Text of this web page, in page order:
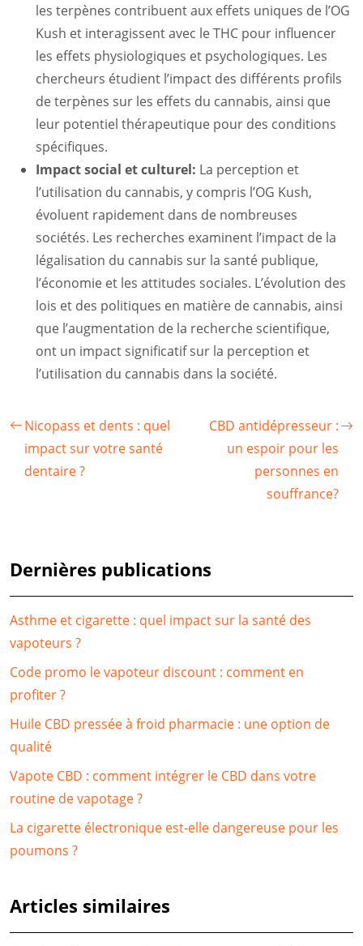
les terpènes contribuent aux effets uniques de l’OG
Kush et interagissent avec le THC pour influencer
les effets physiologiques et psychologiques. Les
chercheurs étudient l’impact des différents profils
de terpènes sur les effets du cannabis, ainsi que
leur potentiel thérapeutique pour des conditions
spécifiques.
Impact social et culturel: La perception et
l’utilisation du cannabis, y compris l’OG Kush,
évoluent rapidement dans de nombreuses
sociétés. Les recherches examinent l’impact de la
légalisation du cannabis sur la santé publique,
l’économie et les attitudes sociales. L’évolution des
lois et des politiques en matière de cannabis, ainsi
que l’augmentation de la recherche scientifique,
ont un impact significatif sur la perception et
l’utilisation du cannabis dans la société.
Nicopass et dents : quel
impact sur votre santé
dentaire ?
CBD antidépresseur :
un espoir pour les
personnes en
souffrance?
Dernières publications
Asthme et cigarette : quel impact sur la santé des
vapoteurs ?
Code promo le vapoteur discount : comment en
profiter ?
Huile CBD pressée à froid pharmacie : une option de
qualité
Vapote CBD : comment intégrer le CBD dans votre
routine de vapotage ?
La cigarette électronique est-elle dangereuse pour les
poumons ?
Articles similaires